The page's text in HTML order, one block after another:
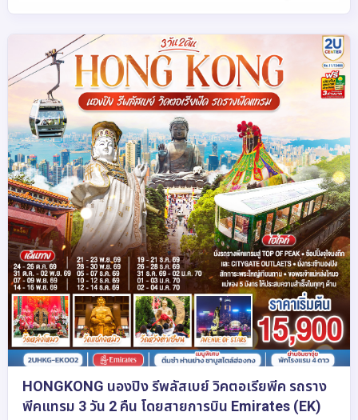
HONGKONG นองปิง รีพลัสเบย์ วิคตอเรียพีค รถราง
พีคแทรม 3 วัน 2 คืน โดยสายการบิน Emirates (EK)